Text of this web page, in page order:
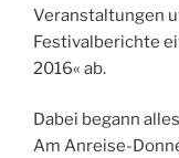
Veranstaltungen
Festivalberichte
2016« ab.
Dabei begann
Am Anreise-